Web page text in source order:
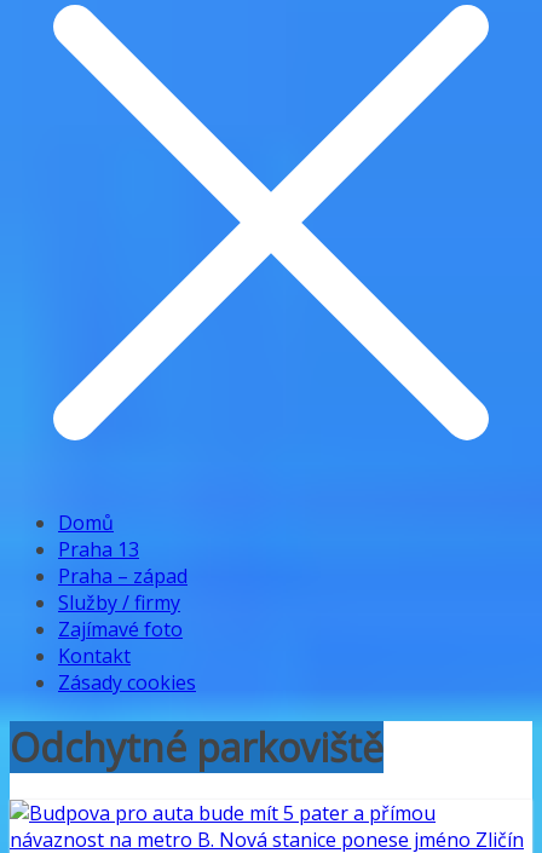
Domů
Praha 13
Praha – západ
Služby / firmy
Zajímavé foto
Kontakt
Zásady cookies
Odchytné parkoviště